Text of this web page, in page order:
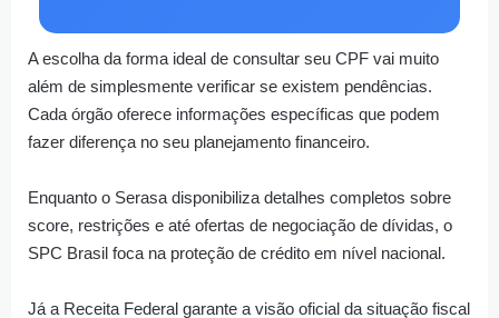
A escolha da forma ideal de consultar seu CPF vai muito
além de simplesmente verificar se existem pendências.
Cada órgão oferece informações específicas que podem
fazer diferença no seu planejamento financeiro.
Enquanto o Serasa disponibiliza detalhes completos sobre
score, restrições e até ofertas de negociação de dívidas, o
SPC Brasil foca na proteção de crédito em nível nacional.
Já a Receita Federal garante a visão oficial da situação fiscal